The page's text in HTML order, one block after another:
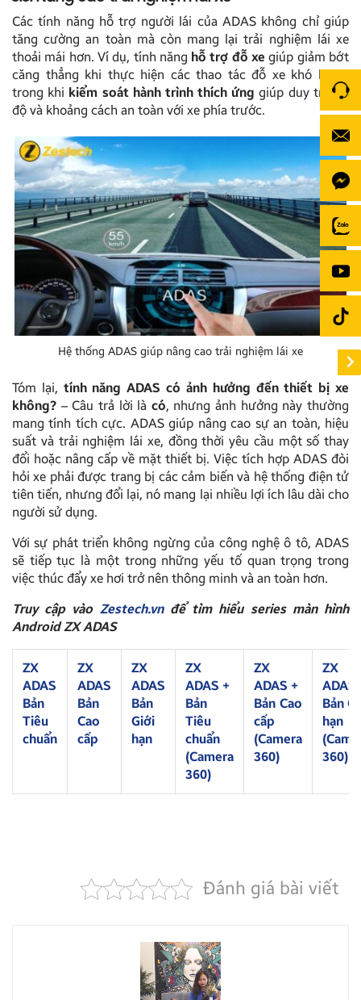
Các tính năng hỗ trợ người lái của ADAS không chỉ giúp
tăng cường an toàn mà còn mang lại trải nghiệm lái xe
thoải mái hơn. Ví dụ, tính năng hỗ trợ đỗ xe giúp giảm bớt
căng thẳng khi thực hiện các thao tác đỗ xe khó khăn,
trong khi kiểm soát hành trình thích ứng giúp duy trì tốc
độ và khoảng cách an toàn với xe phía trước.
Hệ thống ADAS giúp nâng cao trải nghiệm lái xe
Tóm lại, tính năng ADAS có ảnh hưởng đến thiết bị xe
không? – Câu trả lời là có, nhưng ảnh hưởng này thường
mang tính tích cực. ADAS giúp nâng cao sự an toàn, hiệu
suất và trải nghiệm lái xe, đồng thời yêu cầu một số thay
đổi hoặc nâng cấp về mặt thiết bị. Việc tích hợp ADAS đòi
hỏi xe phải được trang bị các cảm biến và hệ thống điện tử
tiên tiến, nhưng đổi lại, nó mang lại nhiều lợi ích lâu dài cho
người sử dụng.
Với sự phát triển không ngừng của công nghệ ô tô, ADAS
sẽ tiếp tục là một trong những yếu tố quan trọng trong
việc thúc đẩy xe hơi trở nên thông minh và an toàn hơn.
Truy cập vào Zestech.vnđể tìm hiểu series màn hình
Android ZX ADAS
ZX
ADAS
Bản
Tiêu
chuẩn
ZX
ADAS
Bản
Cao
cấp
ZX
ADAS
Bản
Giới
hạn
ZX
ADAS +
Bản
Tiêu
chuẩn
(Camera
360)
ZX
ADAS +
Bản Cao
cấp
(Camera
360)
ZX
ADAS
Bản
hạn
360)
Đánh giá bài viết